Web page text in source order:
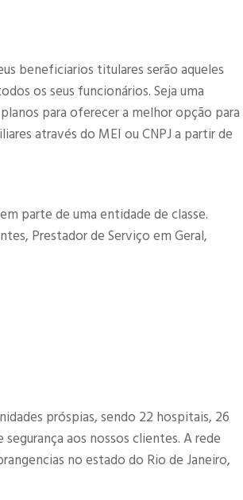
beneficiarios titulares serão aqueles
os seus funcionários. Seja uma
para oferecer a melhor opção para
através do MEI ou CNPJ a partir de
parte de uma entidade de classe.
Prestador de Serviço em Geral,
próspias, sendo 22 hospitais, 26
aos nossos clientes. A rede
no estado do Rio de Janeiro,